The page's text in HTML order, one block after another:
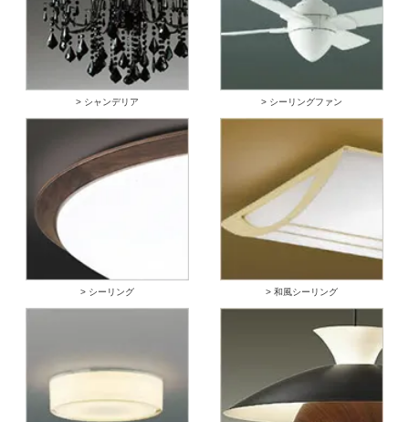
> シャンデリア > シーリングファン
> シーリング > 和風シーリング